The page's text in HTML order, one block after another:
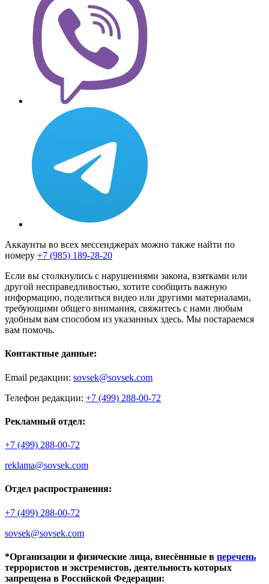
Аккаунты во всех мессенджерах можно также найти по
номеру +7 (985) 189-28-20
Если вы столкнулись с нарушениями закона, взятками или
другой несправедливостью, хотите сообщить важную
информацию, поделиться видео или другими материалами,
требующими общего внимания, свяжитесь с нами любым
удобным вам способом из указанных здесь. Мы постараемся
вам помочь.
Контактные данные:
Email редакции: sovsek@sovsek.com
Телефон редакции: +7 (499) 288-00-72
Рекламный отдел:
+7 (499) 288-00-72
reklama@sovsek.com
Отдел распространения:
+7 (499) 288-00-72
sovsek@sovsek.com
*Организации и физические лица, внесённные в перечень
террористов и экстремистов, деятельность которых
запрещена в Российской Федерации: